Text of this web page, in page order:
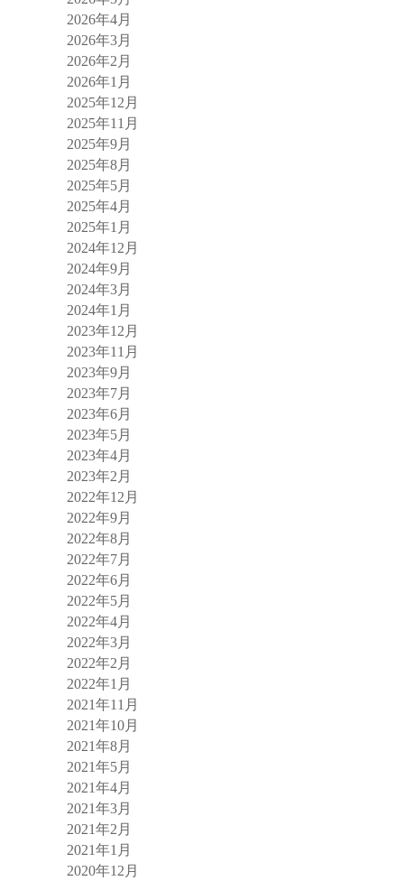
2026年4月
2026年3月
2026年2月
2026年1月
2025年12月
2025年11月
2025年9月
2025年8月
2025年5月
2025年4月
2025年1月
2024年12月
2024年9月
2024年3月
2024年1月
2023年12月
2023年11月
2023年9月
2023年7月
2023年6月
2023年5月
2023年4月
2023年2月
2022年12月
2022年9月
2022年8月
2022年7月
2022年6月
2022年5月
2022年4月
2022年3月
2022年2月
2022年1月
2021年11月
2021年10月
2021年8月
2021年5月
2021年4月
2021年3月
2021年2月
2021年1月
2020年12月